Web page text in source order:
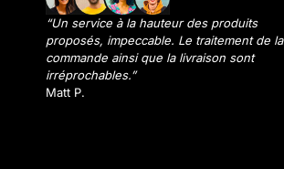
“Un service à la hauteur des produits
proposés, impeccable. Le traitement de la
commande ainsi que la livraison sont
irréprochables.”
Matt P.